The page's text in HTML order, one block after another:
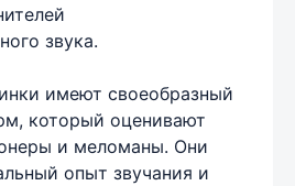
звука.
имеют своеобразный
который оценивают
и меломаны. Они
опыт звучания и